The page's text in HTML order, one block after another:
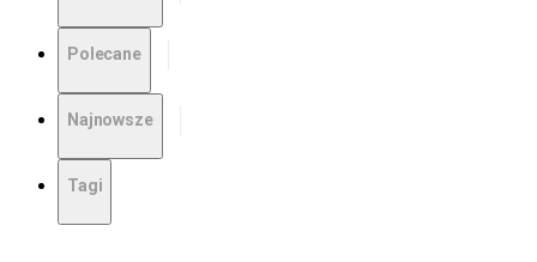
Polecane
Najnowsze
Tagi